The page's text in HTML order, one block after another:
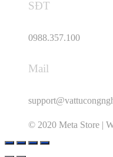
SĐT
0988.357.100
Mail
© 2020 Meta Store |